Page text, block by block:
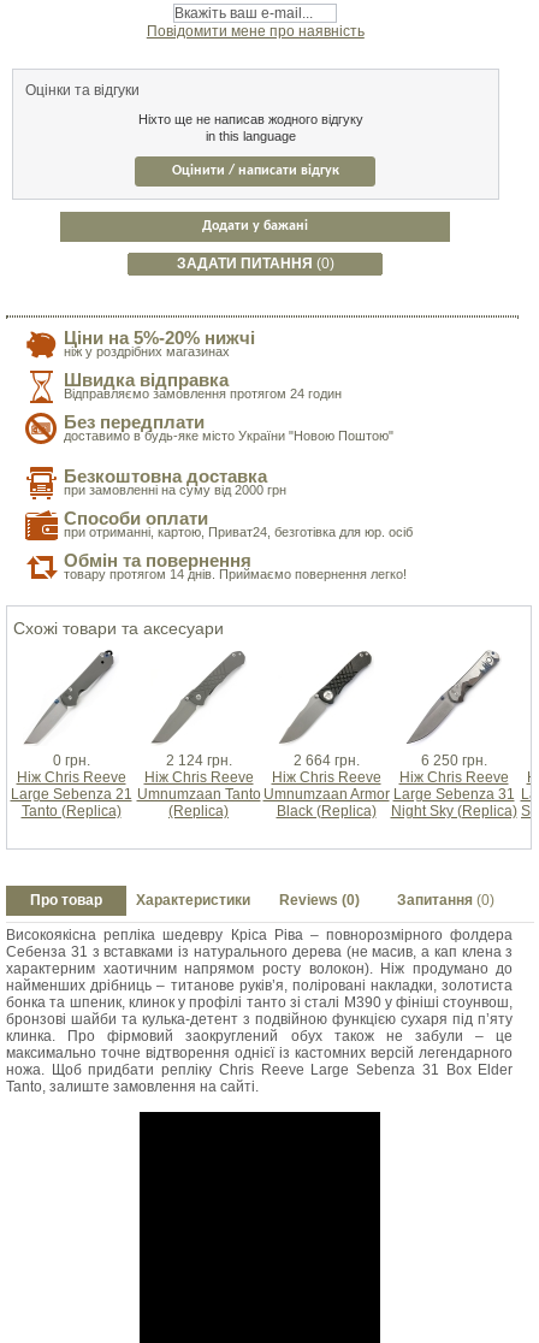
Повідомити мене про наявність
Оцінки та відгуки
Ніхто ще не написав жодного відгуку
in this language
Оцінити / написати відгук
Додати у бажані
ЗАДАТИ ПИТАННЯ (0)
Ціни на 5%-20% нижчі
ніж у роздрібних магазинах
Швидка відправка
Відправляємо замовлення протягом 24 годин
Без передплати
доставимо в будь-яке місто України "Новою Поштою"
Безкоштовна доставка
при замовленні на суму від 2000 грн
Способи оплати
при отриманні, картою, Приват24, безготівка для юр. осіб
Обмін та повернення
товару протягом 14 днів. Приймаємо повернення легко!
Схожі товари та аксесуари
0 грн.
Ніж Chris Reeve
Large Sebenza 21
Tanto (Replica)
2 124 грн.
Ніж Chris Reeve
Umnumzaan Tanto
(Replica)
2 664 грн.
Ніж Chris Reeve
Umnumzaan Armor
Black (Replica)
6 250 грн.
Ніж Chris Reeve
Large Sebenza 31
Night Sky (Replica)
Про товар Характеристики Reviews (0) Запитання (0)
Високоякісна репліка шедевру Кріса Ріва – повнорозмірного фолдера
Себенза 31 з вставками із натурального дерева (не масив, а кап клена з
характерним хаотичним напрямом росту волокон). Ніж продумано до
найменших дрібниць – титанове руків’я, поліровані накладки, золотиста
бонка та шпеник, клинок у профілі танто зі сталі M390 у фініші стоунвош,
бронзові шайби та кулька-детент з подвійною функцією сухаря під п’яту
клинка. Про фірмовий заокруглений обух також не забули – це
максимально точне відтворення однієї із кастомних версій легендарного
ножа. Щоб придбати репліку Chris Reeve Large Sebenza 31 Box Elder
Tanto, залиште замовлення на сайті.